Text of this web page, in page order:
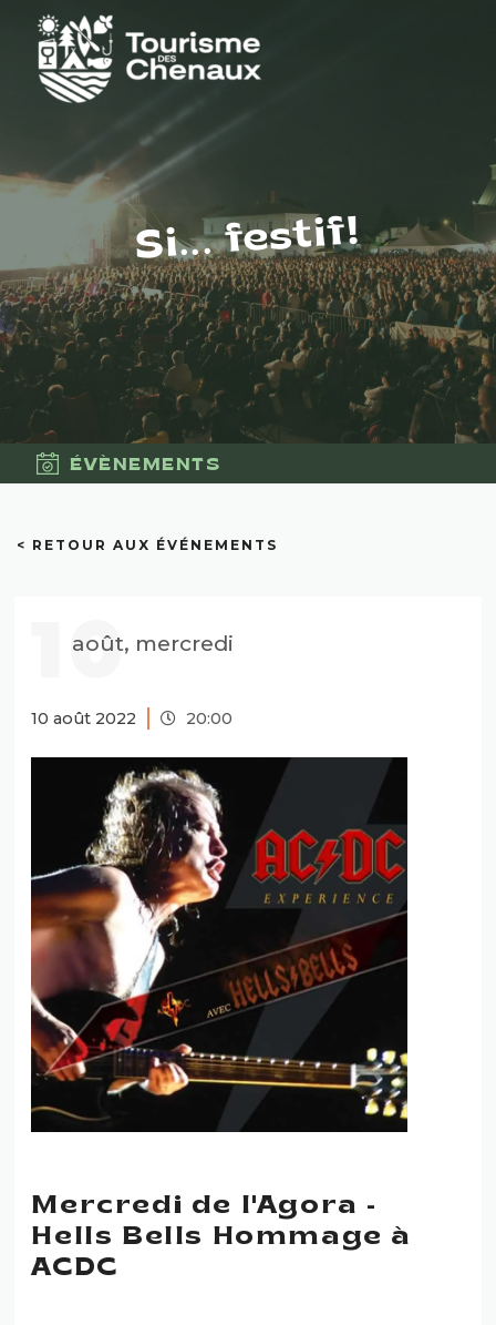
Si... festif!
ÉVÈNEMENTS
< RETOUR AUX ÉVÉNEMENTS
10
août, mercredi
10 août 2022 20:00
Mercredi de l'Agora -
Hells Bells Hommage à
ACDC